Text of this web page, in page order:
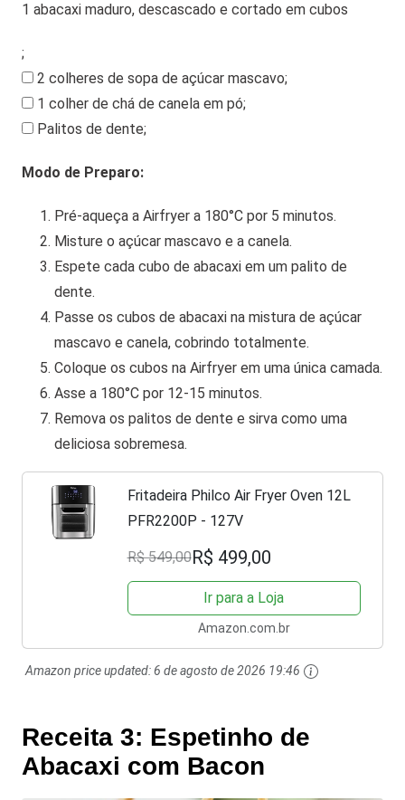
1 abacaxi maduro, descascado e cortado em cubos
;
2 colheres de sopa de açúcar mascavo;
1 colher de chá de canela em pó;
Palitos de dente;
Modo de Preparo:
Pré-aqueça a Airfryer a 180°C por 5 minutos.
Misture o açúcar mascavo e a canela.
Espete cada cubo de abacaxi em um palito de
dente.
Passe os cubos de abacaxi na mistura de açúcar
mascavo e canela, cobrindo totalmente.
Coloque os cubos na Airfryer em uma única camada.
Asse a 180°C por 12-15 minutos.
Remova os palitos de dente e sirva como uma
deliciosa sobremesa.
Fritadeira Philco Air Fryer Oven 12L
PFR2200P - 127V
R$ 549,00R$ 499,00
Ir para a Loja
Amazon.com.br
Amazon price updated:6 de agosto de 2026 19:46
Receita 3: Espetinho de
Abacaxi com Bacon